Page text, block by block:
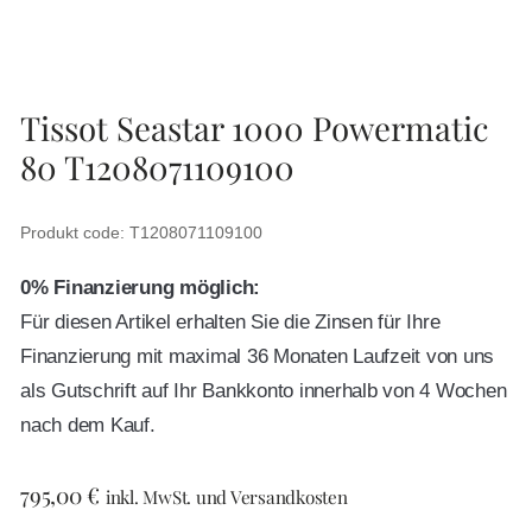
Tissot Seastar 1000 Powermatic
80 T1208071109100
Produkt code: T1208071109100
0% Finanzierung möglich:
Für diesen Artikel erhalten Sie die Zinsen für Ihre
Finanzierung mit maximal 36 Monaten Laufzeit von uns
als Gutschrift auf Ihr Bankkonto innerhalb von 4 Wochen
nach dem Kauf.
795,00€ inkl. MwSt. und Versandkosten